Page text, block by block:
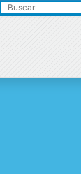
Buscar